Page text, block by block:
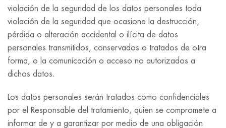
violación de la seguridad de los datos personales toda
violación de la seguridad que ocasione la destrucción,
pérdida o alteración accidental o ilícita de datos
personales transmitidos, conservados o tratados de otra
forma, o la comunicación o acceso no autorizados a
dichos datos.
Los datos personales serán tratados como confidenciales
por el Responsable del tratamiento, quien se compromete a
informar de y a garantizar por medio de una obligación